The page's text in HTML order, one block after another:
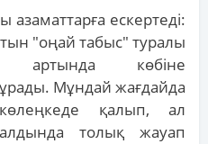
азаматтарға ескертеді:
"оңай табыс" туралы
артында көбіне
Мұндай жағдайда
қалып, ал
толық жауап